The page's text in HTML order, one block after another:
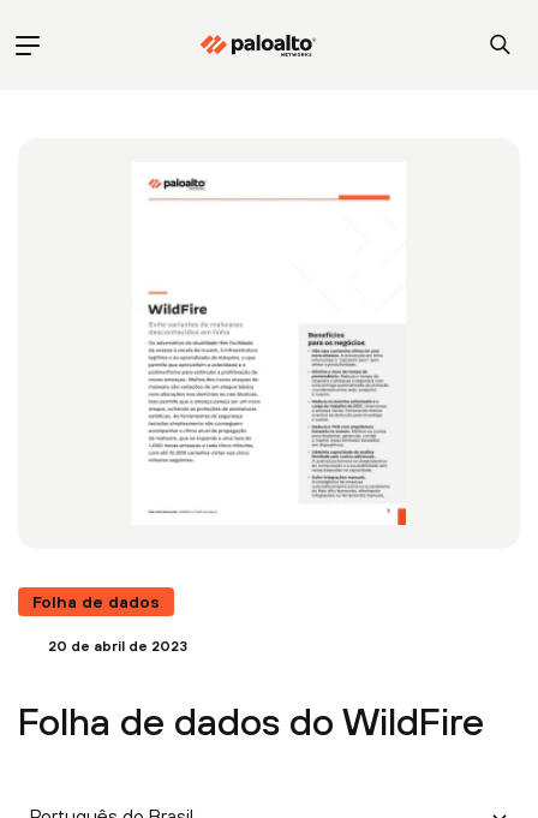
Folha de dados
20 de abril de 2023
Folha de dados do WildFire